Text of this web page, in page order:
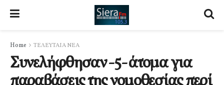
Home ΤΕΛΕΥΤΑΙΑ ΝΕΑ
Συνελήφθησαν -5- άτομα για